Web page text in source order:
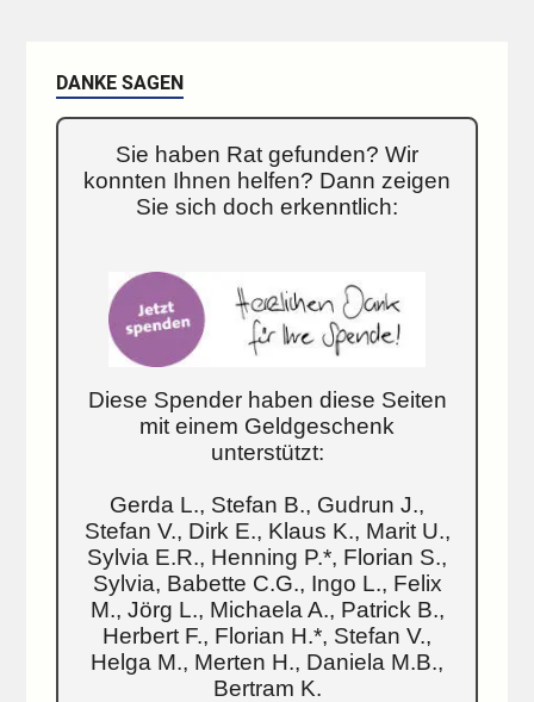
DANKE SAGEN
Sie haben Rat gefunden? Wir
konnten Ihnen helfen? Dann zeigen
Sie sich doch erkenntlich:
Diese Spender haben diese Seiten
mit einem Geldgeschenk
unterstützt:
Gerda L., Stefan B., Gudrun J.,
Stefan V., Dirk E., Klaus K., Marit U.,
Sylvia E.R., Henning P.*, Florian S.,
Sylvia, Babette C.G., Ingo L., Felix
M., Jörg L., Michaela A., Patrick B.,
Herbert F., Florian H.*, Stefan V.,
Helga M., Merten H., Daniela M.B.,
Bertram K.